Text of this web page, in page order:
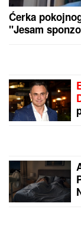
Ćerka
"Jesam